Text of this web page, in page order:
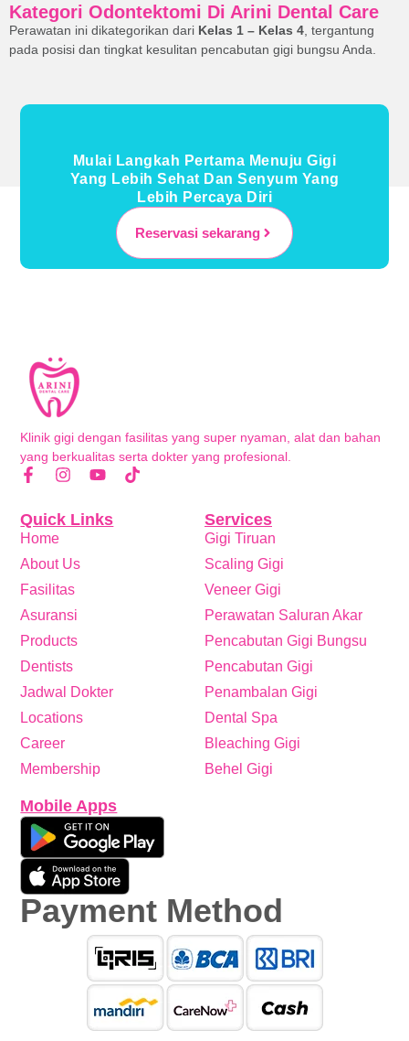
Kategori Odontektomi Di Arini Dental Care
Perawatan ini dikategorikan dari Kelas 1 – Kelas 4 , tergantung
pada posisi dan tingkat kesulitan pencabutan gigi bungsu Anda.
Mulai Langkah Pertama Menuju Gigi
Yang Lebih Sehat Dan Senyum Yang
Lebih Percaya Diri
Reservasi sekarang
Klinik gigi dengan fasilitas yang super nyaman, alat dan bahan
yang berkualitas serta dokter yang profesional.
Services
Gigi Tiruan
Scaling Gigi
Veneer Gigi
Perawatan Saluran Akar
Pencabutan Gigi Bungsu
Pencabutan Gigi
Penambalan Gigi
Dental Spa
Bleaching Gigi
Behel Gigi
Quick Links
Home
About Us
Fasilitas
Asuransi
Products
Dentists
Jadwal Dokter
Locations
Career
Membership
Mobile Apps
Payment Method